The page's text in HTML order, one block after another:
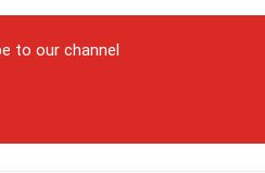
to our channel